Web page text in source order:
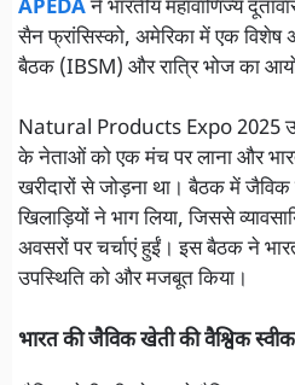
APEDAने भारतीय महावाणिज्य
सैन फ्रांसिस्को, अमेरिका में एक विशेष
बैठक (IBSM) और रात्रि भोज का
Natural Products Expo 2025
के नेताओं को एक मंच पर लाना और
खरीदारों से जोड़ना था। बैठक में
खिलाड़ियों ने भाग लिया, जिससे
अवसरों पर चर्चाएं हुईं। इस बैठक ने
उपस्थिति को और मजबूत किया।
भारत की जैविक खेती की वैश्विक